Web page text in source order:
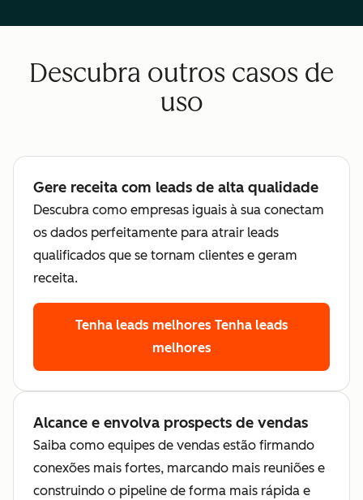
Descubra outros casos de
uso
Gere receita com leads de alta qualidade
Descubra como empresas iguais à sua conectam
os dados perfeitamente para atrair leads
qualificados que se tornam clientes e geram
receita.
Tenha leads melhores Tenha leads
melhores
Alcance e envolva prospects de vendas
Saiba como equipes de vendas estão firmando
conexões mais fortes, marcando mais reuniões e
construindo o pipeline de forma mais rápida e